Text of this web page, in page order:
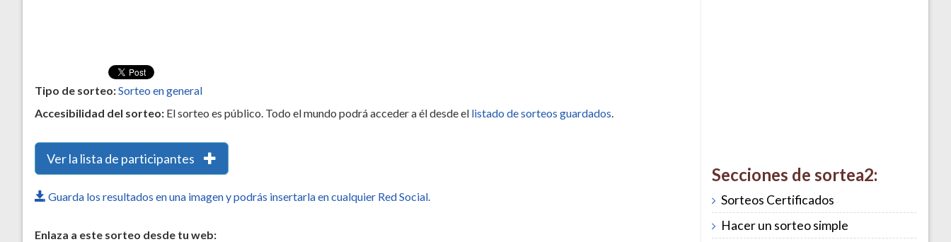
Tipo de sorteo:Sorteo en general
Accesibilidad del sorteo: El sorteo es público. Todo el mundo podrá acceder a él desde el listado de sorteos guardados.
Ver la lista de participantes
Guarda los resultados en una imagen y podrás insertarla en cualquier Red Social.
Enlaza a este sorteo desde tu web:
Secciones de sortea2:
Sorteos Certificados
Hacer un sorteo simple